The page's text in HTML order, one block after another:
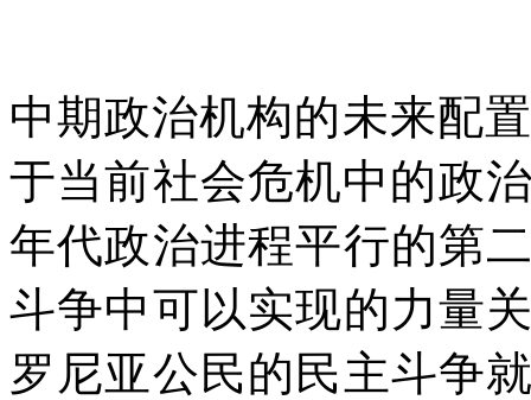
中期政治机构的未来配置
于当前社会危机中的政
年代政治进程平行的第
斗争中可以实现的力量
罗尼亚公民的民主斗争